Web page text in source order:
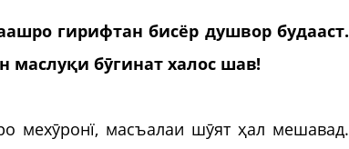
гирифтан бисёр душвор будааст.
маслуқи бӯгинат халос шав!
мехӯронї, масъалаи шӯят ҳал мешавад.